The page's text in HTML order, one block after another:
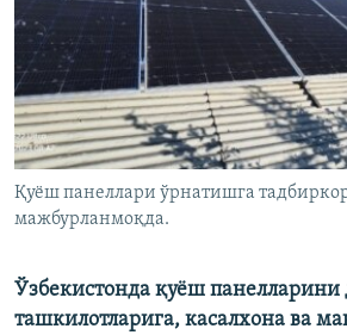
Қуёш панеллари ўрнатишга
мажбурланмоқда.
Ўзбекистонда қуёш панелларини
ташкилотларига, касалхона ва